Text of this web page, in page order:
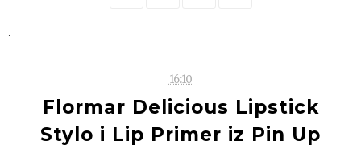
.
16:10
Flormar Delicious Lipstick
Stylo i Lip Primer iz Pin Up